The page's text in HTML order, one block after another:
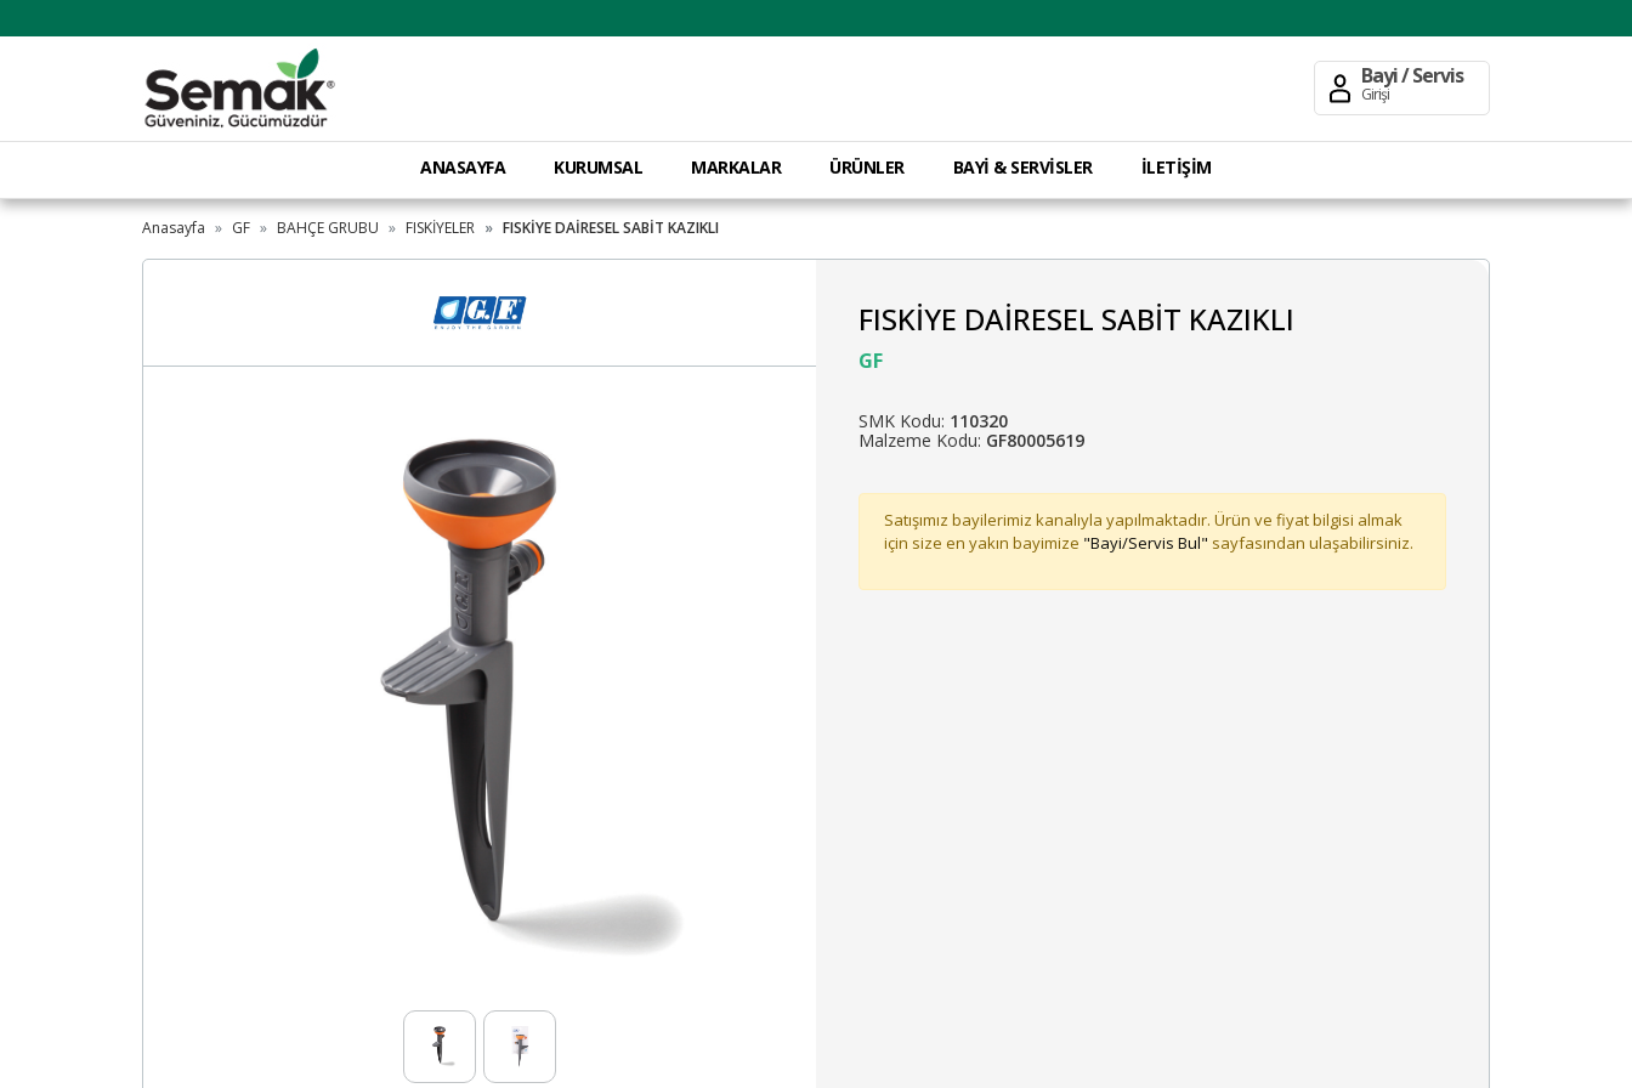
Bayi / Servis
Girişi
ANASAYFA KURUMSAL MARKALAR ÜRÜNLER BAYİ & SERVİSLER İLETİŞİM
Anasayfa GF BAHÇE GRUBU FISKİYELER FISKİYE DAİRESEL SABİT KAZIKLI
FISKİYE DAİRESEL SABİT KAZIKLI
GF
SMK Kodu: 110320
Malzeme Kodu: GF80005619
Satışımız bayilerimiz kanalıyla yapılmaktadır. Ürün ve fiyat bilgisi almak
için size en yakın bayimize "Bayi/Servis Bul" sayfasından ulaşabilirsiniz.